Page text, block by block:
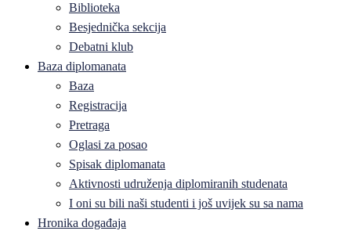
Biblioteka
Besjednička sekcija
Debatni klub
Baza diplomanata
Baza
Registracija
Pretraga
Oglasi za posao
Spisak diplomanata
Aktivnosti udruženja diplomiranih studenata
I oni su bili naši studenti i još uvijek su sa nama
Hronika događaja